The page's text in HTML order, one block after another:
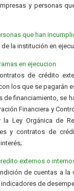
y personas
que han
la institución en
en ejecucion
de crédito
los que se pagarán
financiamiento, se
Financiera y
Ley Orgánica de
y contratos de
externos o
de cuentas a la
de